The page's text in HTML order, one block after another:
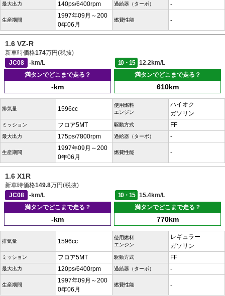
最大出力 140ps/6400rpm 過給器（ターボ） -
生産期間
1997年09月～200
0年06月
燃費性能 -
1.6 VZ-R
新車時価格174万円(税抜)
JC08
-km/L 10・15
12.2km/L
満タンでどこまで走る？
-km
満タンでどこまで走る？
610km
排気量 1596cc
使用燃料
エンジン
ハイオク
ガソリン
ミッション フロア5MT 駆動方式 FF
最大出力 175ps/7800rpm 過給器（ターボ） -
生産期間
1997年09月～200
0年06月
燃費性能 -
1.6 X1R
新車時価格149.8万円(税抜)
JC08
-km/L 10・15
15.4km/L
満タンでどこまで走る？
-km
満タンでどこまで走る？
770km
排気量 1596cc
使用燃料
エンジン
レギュラー
ガソリン
ミッション フロア5MT 駆動方式 FF
最大出力 120ps/6400rpm 過給器（ターボ） -
生産期間
1997年09月～200
0年06月
燃費性能 -